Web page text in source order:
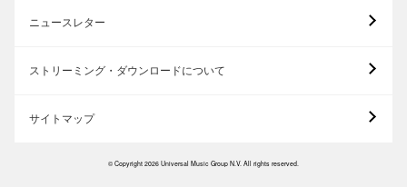
ニュースレター
ストリーミング・ダウンロードについて
サイトマップ
© Copyright 2026 Universal Music Group N.V. All rights reserved.